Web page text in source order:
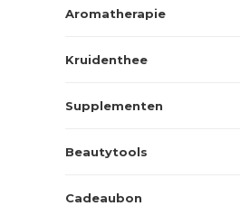
Aromatherapie
Kruidenthee
Supplementen
Beautytools
Cadeaubon